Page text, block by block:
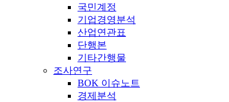
국민계정
기업경영분석
산업연관표
단행본
기타간행물
조사연구
BOK 이슈노트
경제분석